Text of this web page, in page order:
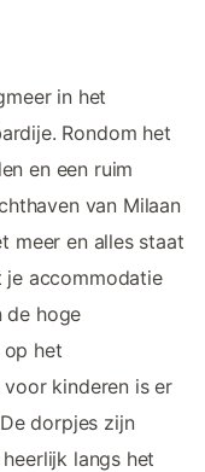
in het
Rondom het
en een ruim
van Milaan
meer en alles staat
je accommodatie
de hoge
op het
kinderen is er
dorpjes zijn
langs het